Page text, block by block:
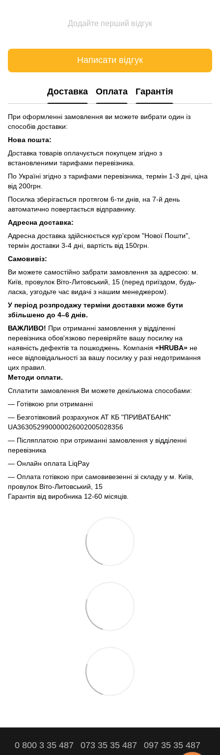
Додайте перший відгук
Написати відгук
Доставка Оплата Гарантія
При оформленні замовлення ви можете вибрати один із
способів доставки:
Нова пошта:
Доставка товарів оплачується покупцем згідно з
встановленими тарифами перевізника.
По Україні згідно з тарифами перевізника, термін 1-3 дні, ціна
від 200грн.
Посилка зберігається протягом 6-ти днів, на 7-й день
автоматично повертається відправнику.
Адресна доставка:
Адресна доставка здійснюється кур'єром "Нової Пошти",
термін доставки 3-4 дні, вартість від 150грн.
Самовивіз:
Ви можете самостійно забрати замовлення за адресою: м.
Київ, провулок Віто-Литовський, 15 (перед приїздом, будь-
ласка, узгодьте час видачі з нашим менеджером).
У період розпродажу терміни доставки може бути
збільшено до 4–6 днів.
ВАЖЛИВО! При отриманні замовлення у відділенні
перевізника обов'язково перевіряйте вашу посилку на
наявність дефектів та пошкоджень. Компанія «HRUBA» не
несе відповідальності за вашу посилку у разі недотримання
цих правил.
Методи оплати.
Сплатити замовлення Ви можете декількома способами:
— Готівкою рпи отриманні
— Безготівковий розрахунок АТ КБ "ПРИВАТБАНК"
UA363052990000026002005028356
— Післяплатою при отриманні замовлення у відділенні
перевізника
— Онлайн оплата LiqPay
— Оплата готівкою при самовивезенні зі складу у м. Київ,
провулок Віто-Литовський, 15
Гарантія від виробника 12-60 місяців.
0 800 3 35 487 073 35 35 487 097 35 35 487